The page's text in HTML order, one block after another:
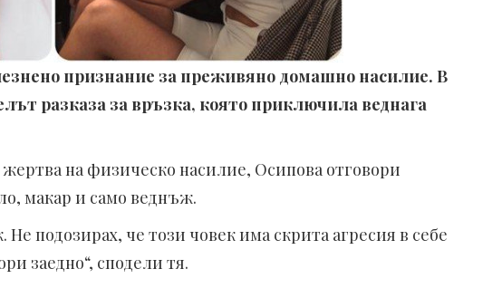
признание за преживяно домашно насилие. В
разказа за връзка, която приключила веднага
на физическо насилие, Осипова отговори
макар и само веднъж.
Не подозирах, че този човек има скрита агресия в себе
заедно“, сподели тя.